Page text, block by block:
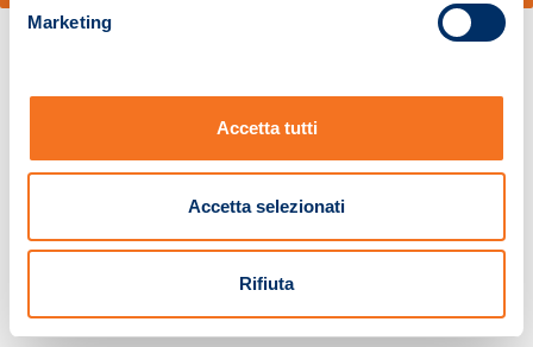
Marketing
Accetta tutti
Accetta selezionati
Rifiuta